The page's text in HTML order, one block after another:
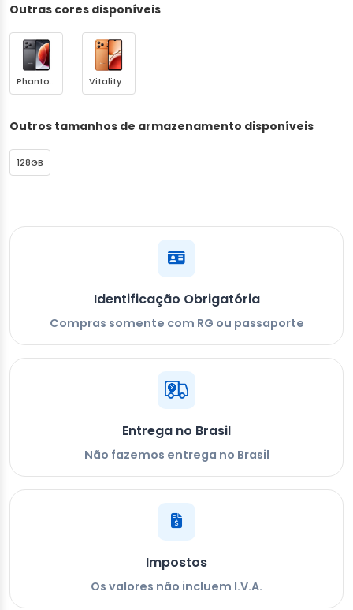
Outras cores disponíveis
Phantom Black Vitality Orange
Outros tamanhos de armazenamento disponíveis
128GB
Identificação Obrigatória
Compras somente com RG ou passaporte
Entrega no Brasil
Não fazemos entrega no Brasil
Impostos
Os valores não incluem I.V.A.